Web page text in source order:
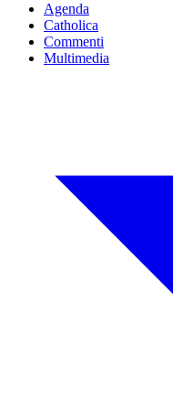
Agenda
Catholica
Commenti
Multimedia